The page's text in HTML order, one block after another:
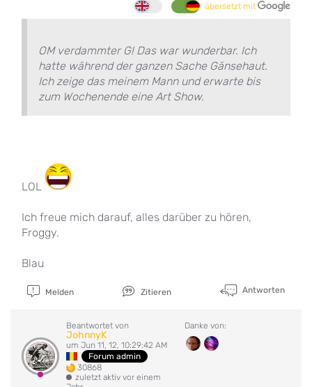
übersetzt mit
OM verdammter G! Das war wunderbar. Ich
hatte während der ganzen Sache Gänsehaut.
Ich zeige das meinem Mann und erwarte bis
zum Wochenende eine Art Show.
LOL
Ich freue mich darauf, alles darüber zu hören,
Froggy.
Blau
Melden Zitieren Antworten
Beantwortet von
JohnnyK
um Jun 11, 12, 10:29:42 AM
Forum admin
30868
zuletzt aktiv vor einem
Danke von: